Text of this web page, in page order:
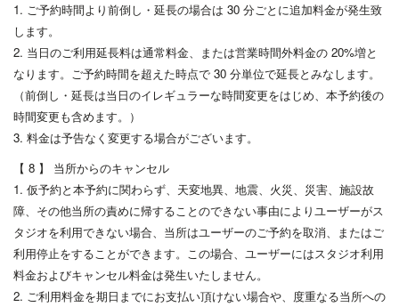
1. ご予約時間より前倒し・延長の場合は 30 分ごとに追加料金が発生致
します。
2. 当日のご利用延長料は通常料金、または営業時間外料金の 20%増と
なります。ご予約時間を超えた時点で 30 分単位で延長とみなします。
（前倒し・延長は当日のイレギュラーな時間変更をはじめ、本予約後の
時間変更も含めます。）
3. 料金は予告なく変更する場合がございます。
【 8 】 当所からのキャンセル
1. 仮予約と本予約に関わらず、天変地異、地震、火災、災害、施設故
障、その他当所の責めに帰することのできない事由によりユーザーがス
タジオを利用できない場合、当所はユーザーのご予約を取消、またはご
利用停止をすることができます。この場合、ユーザーにはスタジオ利用
料金およびキャンセル料金は発生いたしません。
2. ご利用料金を期日までにお支払い頂けない場合や、度重なる当所への